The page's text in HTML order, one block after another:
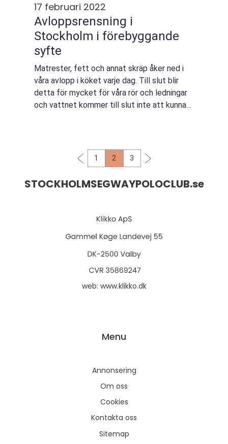
17 februari 2022
Avloppsrensning i
Stockholm i förebyggande
syfte
Matrester, fett och annat skräp åker ned i
våra avlopp i köket varje dag. Till slut blir
detta för mycket för våra rör och ledningar
och vattnet kommer till slut inte att kunna
1 2 3
STOCKHOLMSEGWAYPOLOCLUB.se
web: www.klikko.dk
Menu
Annonsering
Om oss
Cookies
Kontakta oss
Sitemap